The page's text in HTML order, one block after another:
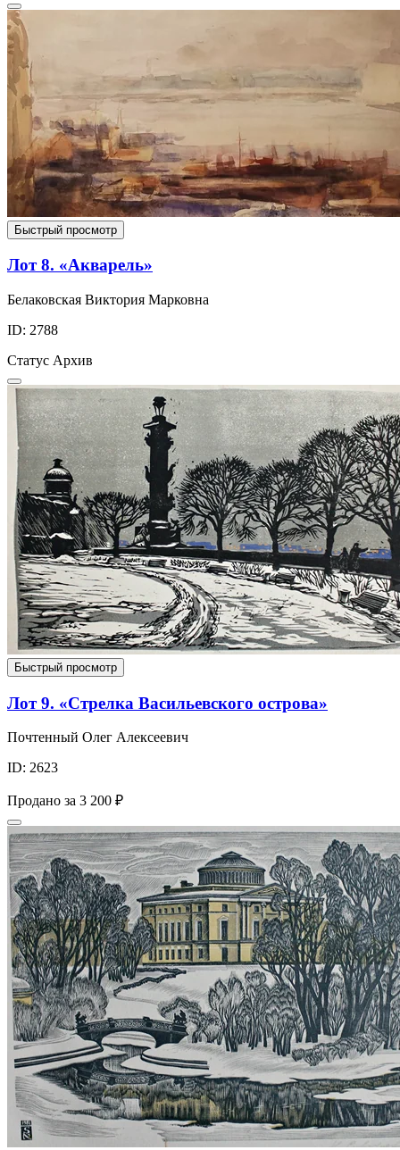
Быстрый просмотр
Лот 8. «Акварель»
Белаковская Виктория Марковна
ID: 2788
Статус Архив
Быстрый просмотр
Лот 9. «Стрелка Васильевского острова»
Почтенный Олег Алексеевич
ID: 2623
Продано за 3 200 ₽